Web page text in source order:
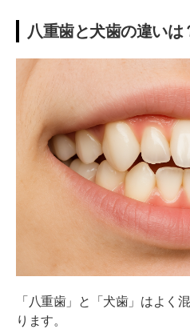
八重歯と犬歯の違いは
「八重歯」と「犬歯」はよく
ります。